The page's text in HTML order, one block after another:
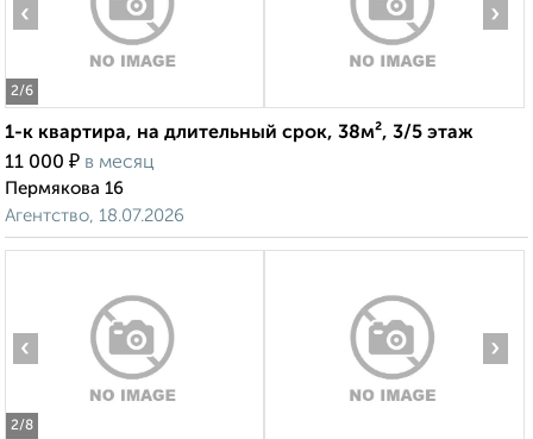
2/6
‹ ›
1-к квартира, на длительный срок, 38м², 3/5 этаж
11 000 ₽ в месяц
Пермякова 16
Агентство, 18.07.2026
2/8
‹ ›